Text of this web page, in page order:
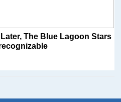
The Blue Lagoon Stars